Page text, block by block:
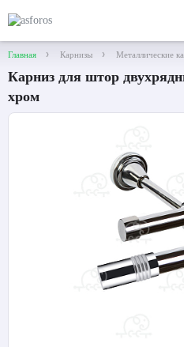
Главная Карнизы Металлические
Карниз для штор
хром